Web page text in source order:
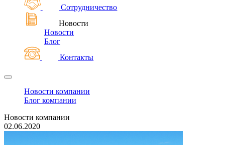
Сотрудничество
Новости
Новости
Блог
Контакты
Новости компании
Блог компании
Новости компании
02.06.2020